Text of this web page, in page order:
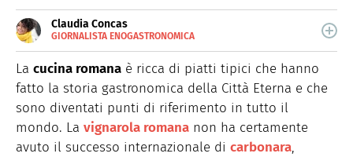
Claudia Concas
GIORNALISTA ENOGASTRONOMICA
Dopo aver frequentato la scuola di chef, Claudia Concas
è una food content specialist e food writer che produce
contenuti per il web e per la carta stampata. Realizza
shooting video e fotografici per brand e magazine
occupandosi della parte autoriale, del food styling e del
props styling. Nel tempo libero ama cucinare, scrivere e
curiosare.
La cucina romana è ricca di piatti tipici che hanno
fatto la storia gastronomica della Città Eterna e che
sono diventati punti di riferimento in tutto il
mondo. La vignarola romana non ha certamente
avuto il successo internazionale di carbonara,